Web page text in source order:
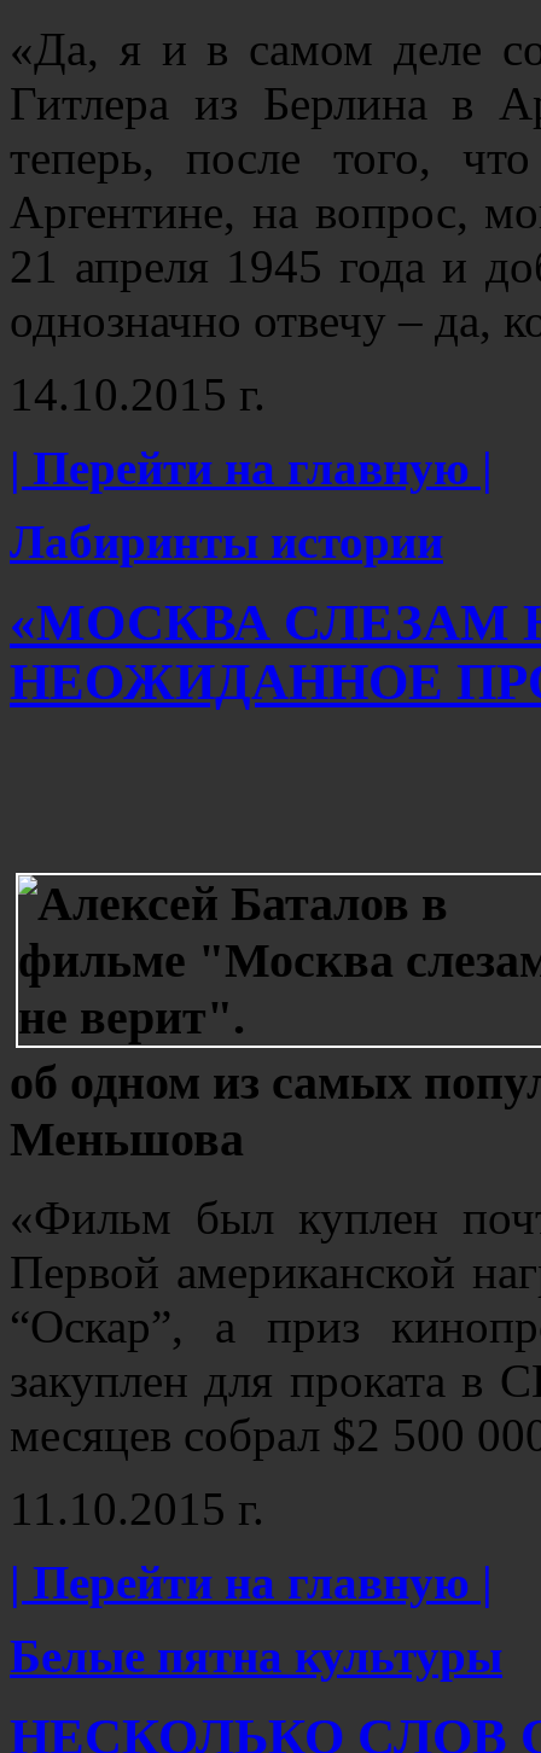
«Да, я и в самом деле
Гитлера из Берлина в
теперь, после того,
Аргентине, на вопрос,
21 апреля 1945 года и
однозначно отвечу – да,
14.10.2015 г.
| Перейти на главную |
Лабиринты истории
«МОСКВА СЛЕЗАМ
НЕОЖИДАННОЕ
об одном из самых
Меньшова
«Фильм был куплен
Первой американской
“Оскар”, а приз
закуплен для проката в
месяцев собрал $2 500
11.10.2015 г.
| Перейти на главную |
Белые пятна культуры
НЕСКОЛЬКО СЛОВ